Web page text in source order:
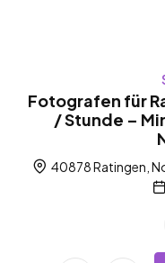
Fotografen für
/ Stunde –
40878 Ratingen,